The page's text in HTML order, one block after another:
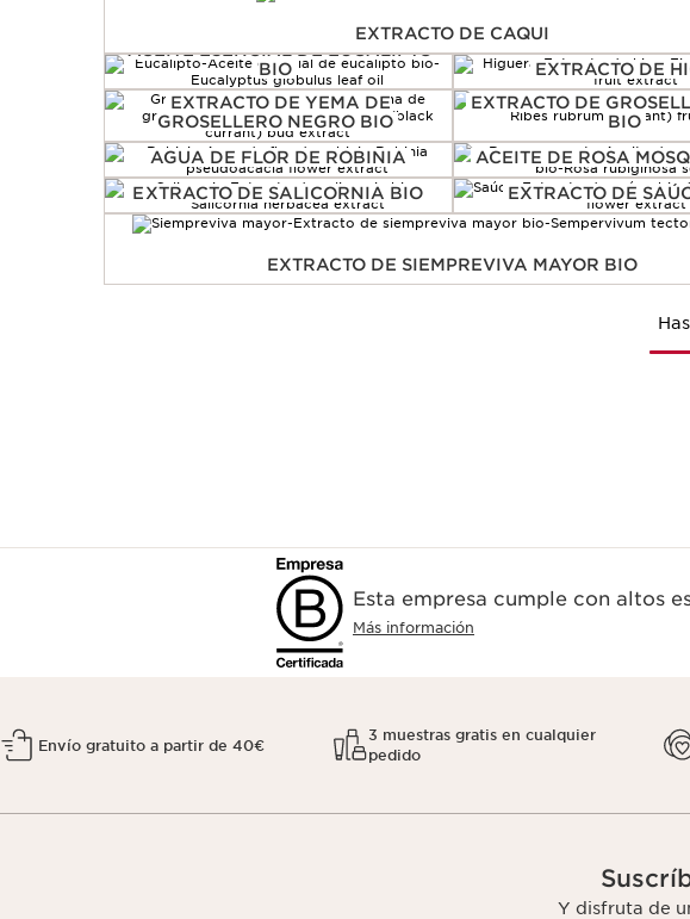
EXTRACTO DE CAQUI
ACEITE ESENCIAL DE EUCALIPTO
BIO
EXTRACTO DE
EXTRACTO DE YEMA DE
GROSELLERO NEGRO BIO
EXTRACTO DE
BIO
AGUA DE FLOR DE ROBINIA
ACEITE DE ROSA
EXTRACTO DE SALICORNIA BIO
EXTRACTO DE
EXTRACTO DE SIEMPREVIVA MAYOR BIO
Esta empresa cumple con altos
Más información
Envío gratuito a partir de 40€
3 muestras gratis en cualquier
pedido
Y disfruta de